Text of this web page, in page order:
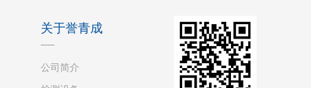
关于誉青成
公司简介